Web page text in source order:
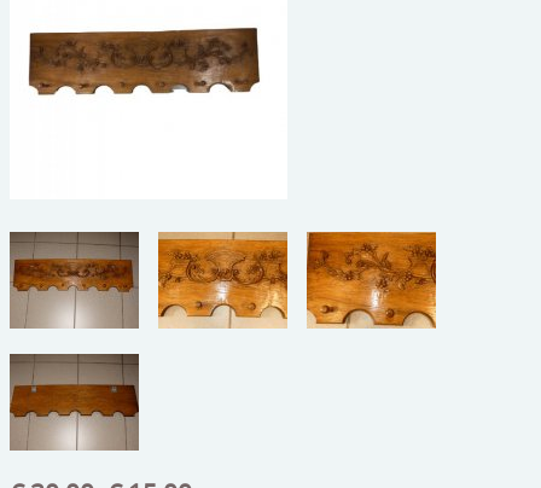
reclamevoorwerpen/merken
juwelen/horloges/brillen
medailles/munten/bankbiljetten
ets/tekening/litho/gravure
glaswerk
lamp/luchter